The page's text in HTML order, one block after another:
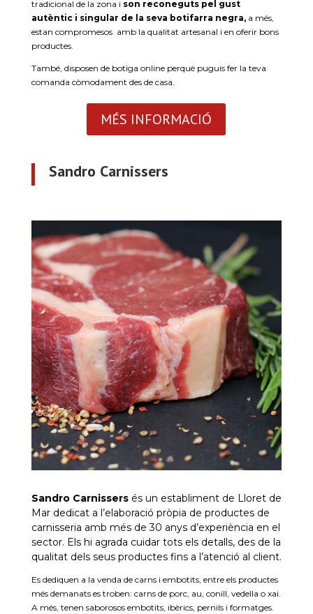
tradicional de la zona i son reconeguts pel gust
autèntic i singular de la seva botifarra negra,a més,
estan compromesos amb la qualitat artesanal i en oferir bons
productes.
També, disposen de botiga online perquè puguis fer la teva
comanda còmodament des de casa.
MÉS INFORMACIÓ
Sandro Carnissers
Sandro Carnissersés un establiment de Lloret de
Mar dedicat a l’elaboració pròpia de productes de
carnisseria amb més de30 anys d’experiència en el
sector. Els hi agrada cuidar tots els detalls, des de la
qualitat dels seus productes fins a l’atenció al client.
Es dediquen a la venda de carns i embotits, entre els productes
més demanats es troben: carns de porc, au, conill, vedella o xai.
A més, tenen saborosos embotits, ibèrics, pernils i formatges.